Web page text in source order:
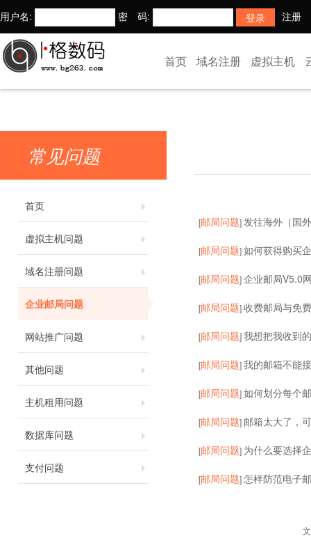
用户名: 密 码: 注册
首页 域名注册 虚拟主机
常见问题
首页
虚拟主机问题
域名注册问题
企业邮局问题
网站推广问题
其他问题
主机租用问题
数据库问题
支付问题
[邮局问题]发往海外（国
[邮局问题]如何获得购买
[邮局问题]企业邮局V5.0
[邮局问题]收费邮局与免
[邮局问题]我想把我收到
[邮局问题]我的邮箱不能
[邮局问题]如何划分每个
[邮局问题] 邮箱太大了，
[邮局问题] 为什么要选择
[邮局问题]怎样防范电子